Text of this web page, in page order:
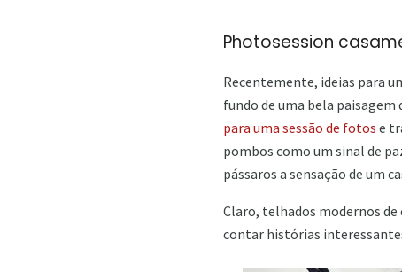
Photosession
Recentemente, ideias para
fundo de uma bela paisagem
para uma sessão de fotos e
pombos como um sinal de
pássaros a sensação de um
Claro, telhados modernos
contar histórias